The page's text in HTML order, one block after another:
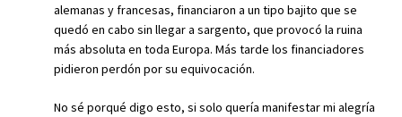
alemanas y francesas, financiaron a un tipo bajito que se
quedó en cabo sin llegar a sargento, que provocó la ruina
más absoluta en toda Europa. Más tarde los financiadores
pidieron perdón por su equivocación.
No sé porqué digo esto, si solo quería manifestar mi alegría